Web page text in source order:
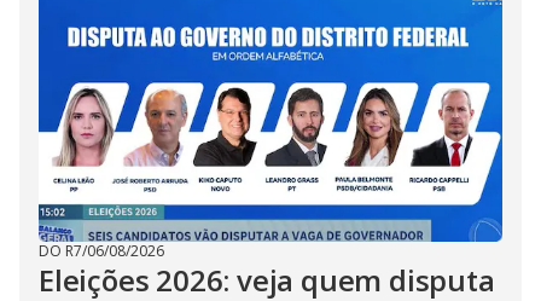
DO R7/06/08/2026
Eleições 2026: veja quem disputa